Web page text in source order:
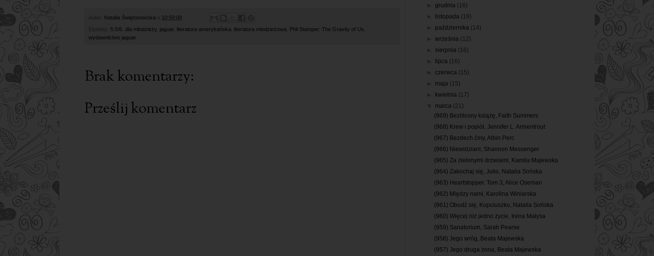
Autor: Natalia Świętonowska 10:59:00
Etykiety: 5.5/6 dla młodzieży jaguar literatura amerykańska literatura młodzieżowa Phil Stamper The Gravity of Us
wydawnictwo jaguar
Brak komentarzy:
Prześlij komentarz
►grudnia (16)
listopada (19)
października (14)
►września (12)
sierpnia (16)
lipca (16)
►czerwca (15)
maja (15)
kwietnia (17)
marca (21)
(969) Bezlitosny książę, Faith Summers
(968) Krew i popiół, Jennifer L. Armentrout
(967) Bezdech ćmy, Albin Perc
(966) Niewidziani, Shannon Messenger
(965) Za zielonymi drzwiami, Kamila Majewska
(964) Zakochaj się, Julio, Natalia Sońska
(963) Heartstopper. Tom 3, Alice Oseman
(962) Między nami, Karolina Winiarska
(961) Obudź się, Kopciuszku, Natalia Sońska
(960) Więcej niż jedno życie, Irena Małysa
(959) Sanatorium, Sarah Pearse
(958) Jego wróg, Beata Majewska
(957) Jego druga żona, Beata Majewska